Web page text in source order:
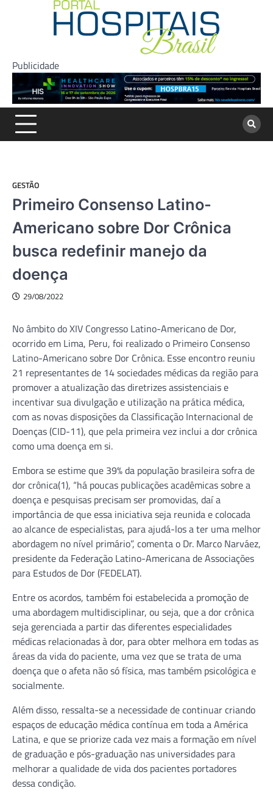
Publicidade
GESTÃO
Primeiro Consenso Latino-
Americano sobre Dor Crônica
busca redefinir manejo da
doença
29/08/2022
No âmbito do XIV Congresso Latino-Americano de Dor,
ocorrido em Lima, Peru, foi realizado o Primeiro Consenso
Latino-Americano sobre Dor Crônica. Esse encontro reuniu
21 representantes de 14 sociedades médicas da região para
promover a atualização das diretrizes assistenciais e
incentivar sua divulgação e utilização na prática médica,
com as novas disposições da Classificação Internacional de
Doenças (CID-11), que pela primeira vez inclui a dor crônica
como uma doença em si.
Embora se estime que 39% da população brasileira sofra de
dor crônica(1), “há poucas publicações acadêmicas sobre a
doença e pesquisas precisam ser promovidas, daí a
importância de que essa iniciativa seja reunida e colocada
ao alcance de especialistas, para ajudá-los a ter uma melhor
abordagem no nível primário”, comenta o Dr. Marco Narváez,
presidente da Federação Latino-Americana de Associações
para Estudos de Dor (FEDELAT).
Entre os acordos, também foi estabelecida a promoção de
uma abordagem multidisciplinar, ou seja, que a dor crônica
seja gerenciada a partir das diferentes especialidades
médicas relacionadas à dor, para obter melhora em todas as
áreas da vida do paciente, uma vez que se trata de uma
doença que o afeta não só física, mas também psicológica e
socialmente.
Além disso, ressalta-se a necessidade de continuar criando
espaços de educação médica contínua em toda a América
Latina, e que se priorize cada vez mais a formação em nível
de graduação e pós-graduação nas universidades para
melhorar a qualidade de vida dos pacientes portadores
dessa condição.